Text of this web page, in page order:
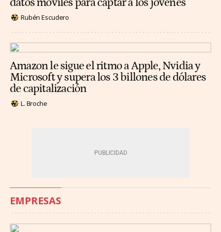
datos móviles para captar a los jóvenes
Rubén Escudero
Amazon le sigue el ritmo a Apple, Nvidia y
Microsoft y supera los 3 billones de dólares
de capitalización
L. Broche
EMPRESAS